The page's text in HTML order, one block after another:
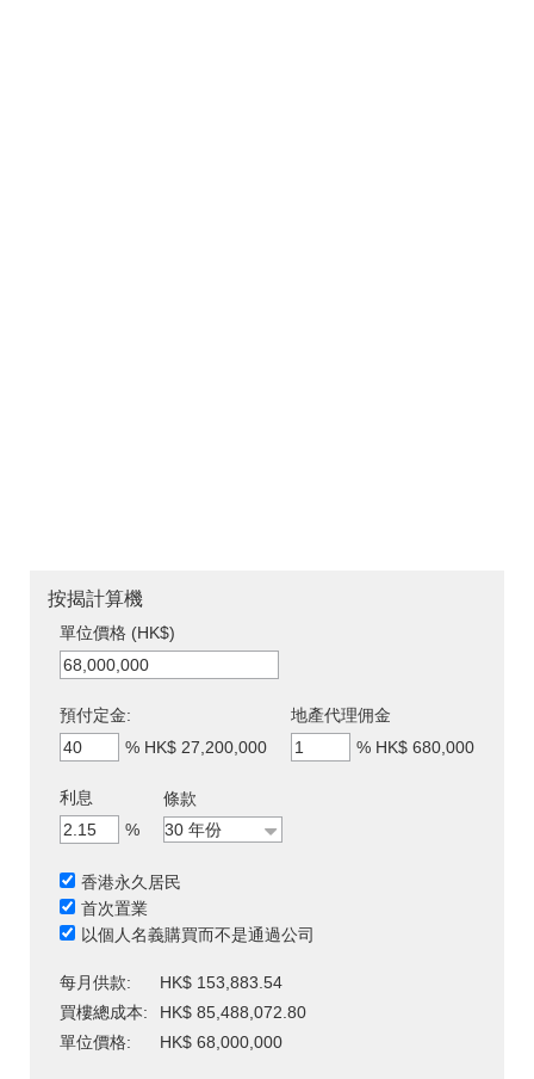
按揭計算機
單位價格 (HK$)
預付定金:
% HK$ 27,200,000
地產代理佣金
% HK$ 680,000
利息
%
條款
香港永久居民
首次置業
以個人名義購買而不是通過公司
每月供款:
HK$ 153,883.54
買樓總成本:
HK$ 85,488,072.80
單位價格:
HK$ 68,000,000